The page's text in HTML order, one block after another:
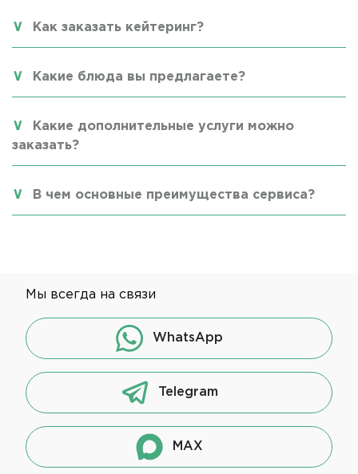
Как заказать кейтеринг?
Какие блюда вы предлагаете?
Какие дополнительные услуги можно
заказать?
В чем основные преимущества сервиса?
Мы всегда на связи
WhatsApp
Telegram
MAX